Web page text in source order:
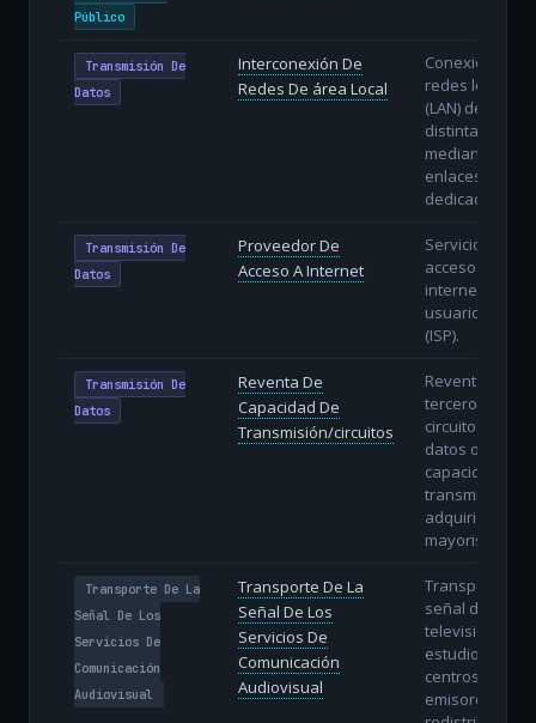
Público
Transmisión De
Datos
Interconexión De
Redes De área Local
Conexión de
redes locales
(LAN) de
distintas sedes
mediante
enlaces
dedicados.
Transmisión De
Datos
Proveedor De
Acceso A Internet
Servicio de
acceso a
internet a
usuarios
(ISP).
Transmisión De
Datos
Reventa De
Capacidad De
Transmisión/circuitos
Reventa a
terceros de
circuitos de
datos o
capacidad de
transmisión
adquiridos en
mayorista.
Transporte De La
Señal De Los
Servicios De
Comunicación
Audiovisual
Transporte De La
Señal De Los
Servicios De
Comunicación
Audiovisual
Transporte de
señal de radio
televisión
estudios hasta
centros
emisores o